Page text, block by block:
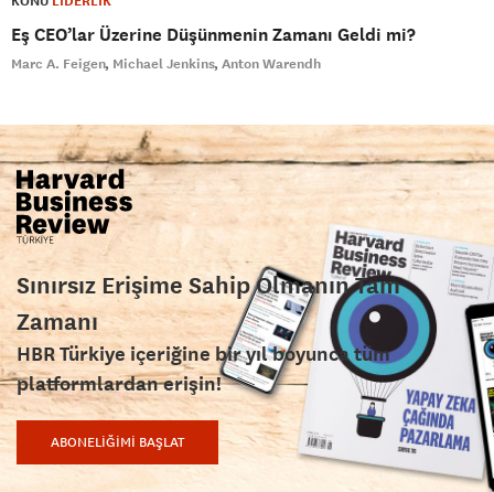
Eş CEO’lar Üzerine Düşünmenin Zamanı Geldi mi?
Marc A. Feigen Michael Jenkins Anton Warendh
Sınırsız Erişime Sahip Olmanın Tam
Zamanı
HBR Türkiye içeriğine bir yıl boyunca tüm
platformlardan erişin!
ABONELİĞİMİ BAŞLAT